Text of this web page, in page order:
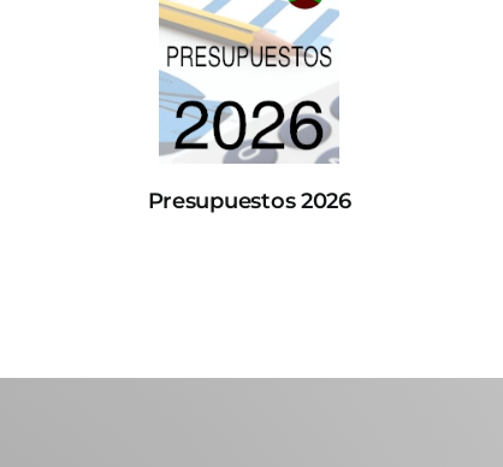
Presupuestos 2026